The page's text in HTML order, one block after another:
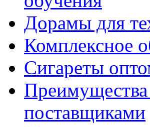
Дорамы для
Комплексное
Сигареты
поставщиками